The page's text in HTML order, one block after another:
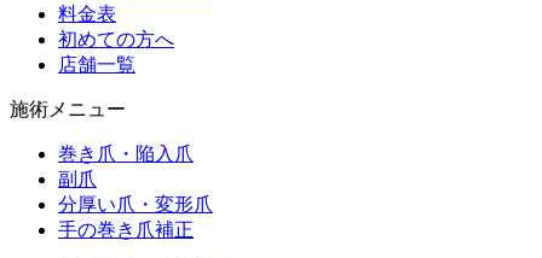
料金表
初めての方へ
店舗一覧
施術メニュー
巻き爪・陥入爪
副爪
分厚い爪・変形爪
手の巻き爪補正